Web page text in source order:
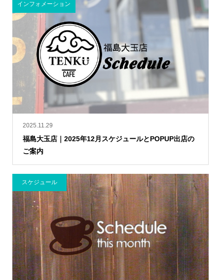
2025.11.29
福島大玉店｜2025年12月スケジュールとPOPUP出店の
ご案内
インフォメーション
スケジュール